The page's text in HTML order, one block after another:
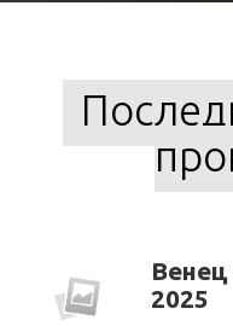
2025